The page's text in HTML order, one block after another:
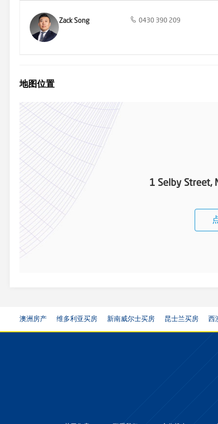
Zack Song 0430 390 209
地图位置
1 Selby Street,
澳洲房产 维多利亚买房 新南威尔士买房 昆士兰买房 西